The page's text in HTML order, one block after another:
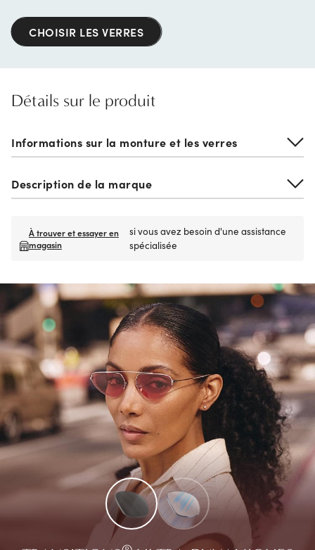
CHOISIR LES VERRES
Détails sur le produit
Informations sur la monture et les verres
Description de la marque
À trouver et essayer en
magasin
si vous avez besoin d'une assistance
spécialisée